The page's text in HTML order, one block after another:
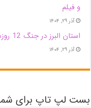
و فیلم
آذر ۲۹, ۱۴۰۴
استان البرز در جنگ 12 روزه 7 شهید دانشجو تقدیم انقلاب کرد
آذر ۲۹, ۱۴۰۴
بست لپ تاپ برای